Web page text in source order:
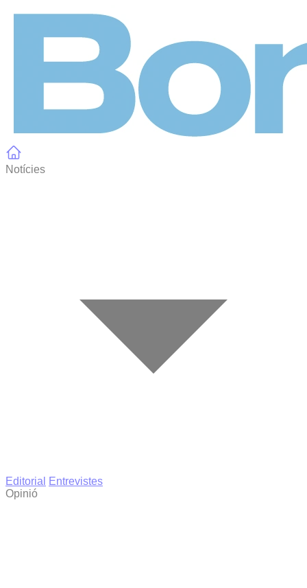
Notícies
Editorial
Entrevistes
Opinió